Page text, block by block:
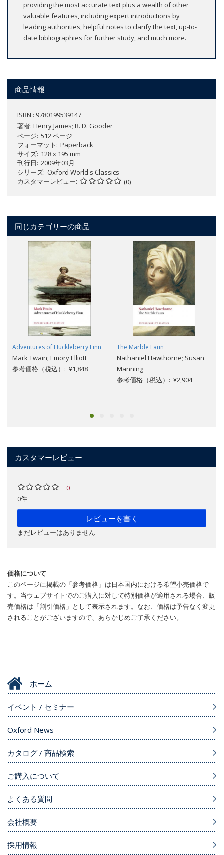
providing the most accurate text plus a wealth of other
valuable features, including expert introductions by
leading authorities, helpful notes to clarify the text, up-to-
date bibliographies for further study, and much more.
商品情報
ISBN : 9780199539147
著者: Henry James; R. D. Gooder
ページ 512 ページ
フォーマット
Paperback
サイズ 128 x 195 mm
刊行日 2009年03月
シリーズ Oxford World's Classics
カスタマーレビュー
(0)
同じカテゴリーの商品
Adventures of Huckleberry Finn
Mark Twain; Emory Elliott
参考価格（税込）: ¥1,848
The Marble Faun
Nathaniel Hawthorne; Susan
Manning
参考価格（税込）: ¥2,904
カスタマーレビュー
0
0件
レビューを書く
まだレビューはありません
価格について
このページに掲載の「参考価格」は日本国内における希望小売価格で
す。当ウェブサイトでのご購入に対して特別価格が適用される場合、販
売価格は「割引価格」として表示されます。なお、価格は予告なく変更
されることがございますので、あらかじめご了承ください。
ホーム
イベント / セミナー
Oxford News
カタログ / 商品検索
ご購入について
よくある質問
会社概要
採用情報